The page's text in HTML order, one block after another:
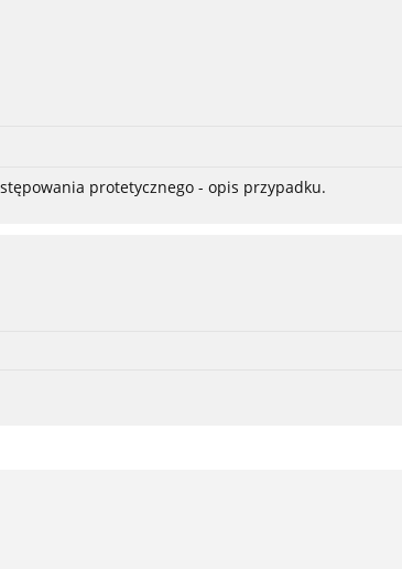
protetycznego - opis przypadku.